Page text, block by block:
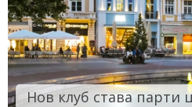
Нов клуб става парти